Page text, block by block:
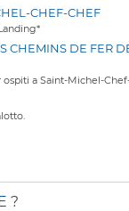
CHEF-CHEF
CHEMINS DE FER
a Saint-Michel-
?